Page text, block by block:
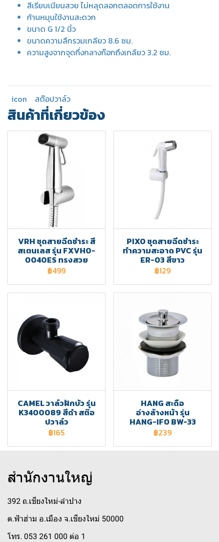
สีเรียบเนียนสวย ไม่หลุดลอกตลอดการใช้งาน
ก้านหมุนใช้งานสะดวก
ขนาด G 1/2 นิ้ว
ขนาดความลึกรวมเกลียว 8.6 ซม.
ความสูงจากจุดกึ่งกลางก๊อกถึงเกลียว 3.2 ซม.
icon สต๊อปวาล์ว
สินค้าที่เกี่ยวข้อง
VRH ชุดสายฉีดชำระ สี
สเตนเลส รุ่น FXVHO-
0040ES ทรงสวย
฿499
PIXO ชุดสายฉีดชำระ
ทำความสะอาด PVC รุ่น
ER-03 สีขาว
฿129
CAMEL วาล์วฝักบัว รุ่น
K3400089 สีดำ สต๊อ
ปวาล์ว
฿165
HANG สะดือ
อ่างล้างหน้า รุ่น
HANG-IFO BW-33
฿239
สำนักงานใหญ่
392 ถ.เชียงใหม่-ลำปาง
ต.ฟ้าฮ่าม อ.เมือง จ.เชียงใหม่ 50000
โทร. 053 261 000 ต่อ 1